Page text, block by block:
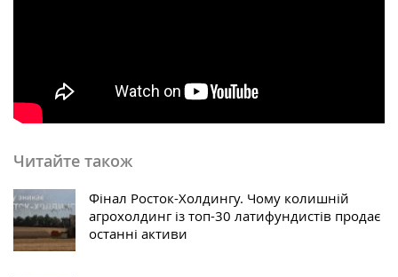
Читайте також
Фінал Росток-Холдингу. Чому колишній
агрохолдинг із топ-30 латифундистів продає
останні активи